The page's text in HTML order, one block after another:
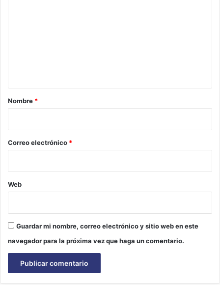
r
*
Nombre *
Correo electrónico *
Web
Guardar mi nombre, correo electrónico y sitio web en este
navegador para la próxima vez que haga un comentario.